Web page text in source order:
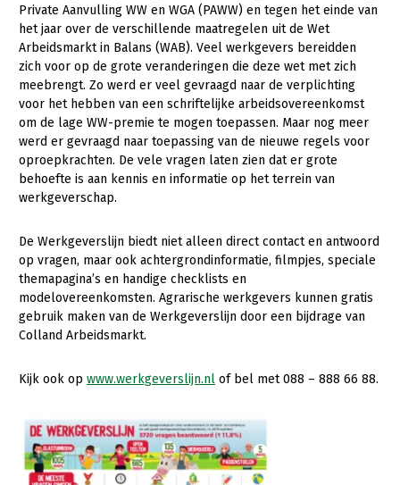
Platteland en omgeving
Mens, ondernemerschap en onderwijs
Internationaal
Sectoren
Dier
Biologische Landbouw
Kalverhouderij
Konijnenhouderij
Melkveehouderij
Pluimveehouderij
Varkenshouderij
Vleesveehouderij
Private Aanvulling WW en WGA (PAWW) en tegen het einde van
het jaar over de verschillende maatregelen uit de Wet
Arbeidsmarkt in Balans (WAB). Veel werkgevers bereidden
zich voor op de grote veranderingen die deze wet met zich
meebrengt. Zo werd er veel gevraagd naar de verplichting
voor het hebben van een schriftelijke arbeidsovereenkomst
om de lage WW-premie te mogen toepassen. Maar nog meer
werd er gevraagd naar toepassing van de nieuwe regels voor
oproepkrachten. De vele vragen laten zien dat er grote
behoefte is aan kennis en informatie op het terrein van
werkgeverschap.
De Werkgeverslijn biedt niet alleen direct contact en antwoord
op vragen, maar ook achtergrondinformatie, filmpjes, speciale
themapagina’s en handige checklists en
modelovereenkomsten. Agrarische werkgevers kunnen gratis
gebruik maken van de Werkgeverslijn door een bijdrage van
Colland Arbeidsmarkt.
Kijk ook op www.werkgeverslijn.nl of bel met 088 – 888 66 88.